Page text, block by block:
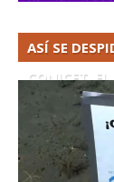
ASÍ SE
CONICET.